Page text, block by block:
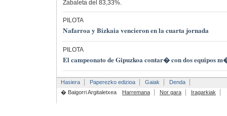
Zabaleta del 83,33%.
PILOTA
Nafarroa y Bizkaia vencieron en la cuarta jornada
PILOTA
El campeonato de Gipuzkoa contar� con dos equipos
Hasiera Paperezko edizioa Gaiak
Denda
� Baigorri Argitaletxea
Harremana Nor gara Iragarkiak